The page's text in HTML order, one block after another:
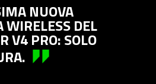
NUOVA
WIRELESS DEL
V4 PRO: SOLO